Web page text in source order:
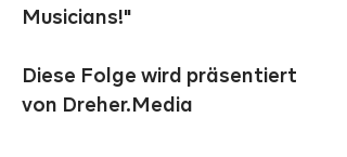
Musicians!"
Diese Folge wird präsentiert
von Dreher.Media